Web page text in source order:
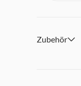
Zubehör